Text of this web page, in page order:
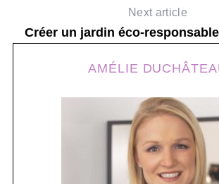
Next article
Créer un jardin éco-
AMÉLIE